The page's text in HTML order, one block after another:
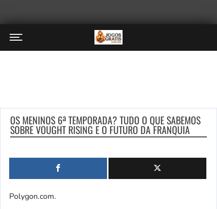
OS MENINOS 6ª TEMPORADA? TUDO O QUE SABEMOS
SOBRE VOUGHT RISING E O FUTURO DA FRANQUIA
Polygon.com.